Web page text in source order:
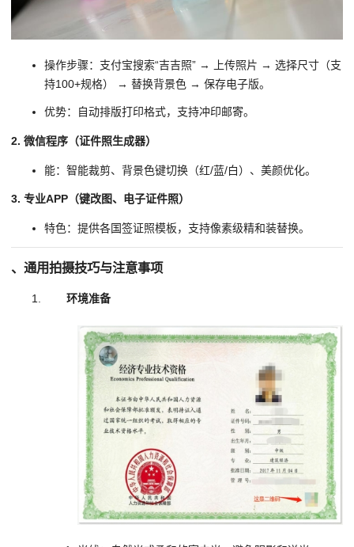
操作步骤：支付宝搜索“吉吉照” → 上传照片 → 选择尺寸（支
持100+规格） → 替换背景色 → 保存电子版。
优势：自动排版打印格式，支持冲印邮寄。
2. 微信程序（证件照生成器）
能：智能裁剪、背景色键切换（红/蓝/白）、美颜优化。
3. 专业APP（键改图、电子证件照）
特色：提供各国签证照模板，支持像素级精和装替换。
、通用拍摄技巧与注意事项
环境准备